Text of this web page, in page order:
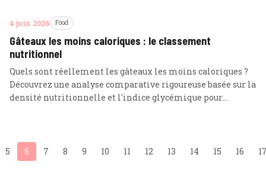
4 juin 2026 Food
Gâteaux les moins caloriques : le classement
nutritionnel
Quels sont réellement les gâteaux les moins caloriques ?
Découvrez une analyse comparative rigoureuse basée sur la
densité nutritionnelle et l'indice glycémique pour
5 6 7 8 9 10 11 12 13 14 15 16